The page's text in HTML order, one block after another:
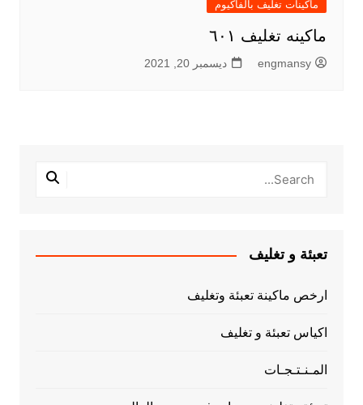
ماكينات تغليف بالفاكيوم
ماكينه تغليف ٦٠١
engmansy ديسمبر 20, 2021
تعبئة و تغليف
ارخص ماكينة تعبئة وتغليف
اكياس تعبئة و تغليف
المـنـتـجـات